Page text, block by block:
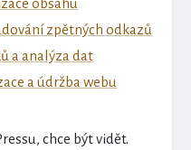
zpětných odkazů
a analýza dat
a údržba webu
chce být vidět.